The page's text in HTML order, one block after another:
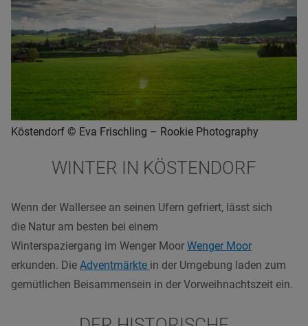
Köstendorf © Eva Frischling – Rookie Photography
WINTER IN KÖSTENDORF
Wenn der Wallersee an seinen Ufern gefriert, lässt sich
die Natur am besten bei einem
Winterspaziergang im Wenger Moor Wenger Moor
erkunden. Die Adventmärkte in der Umgebung laden zum
gemütlichen Beisammensein in der Vorweihnachtszeit ein.